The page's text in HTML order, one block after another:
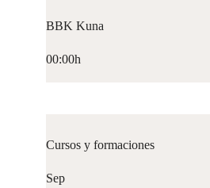
BBK Kuna
00:00h
Cursos y formaciones
Sep